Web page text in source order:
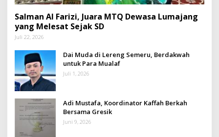
Salman Al Farizi, Juara MTQ Dewasa Lumajang
yang Melesat Sejak SD
Juli 22, 2026
Dai Muda di Lereng Semeru, Berdakwah
untuk Para Mualaf
Juli 1, 2026
Adi Mustafa, Koordinator Kaffah Berkah
Bersama Gresik
Juni 9, 2026